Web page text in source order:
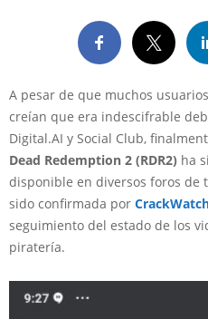
A pesar de que muchos
creían que era indescifrable
Digital.AI y Social Club,
Dead Redemption 2 (RDR2) ha
disponible en diversos foros de
sido confirmada por
seguimiento del estado de los
piratería.